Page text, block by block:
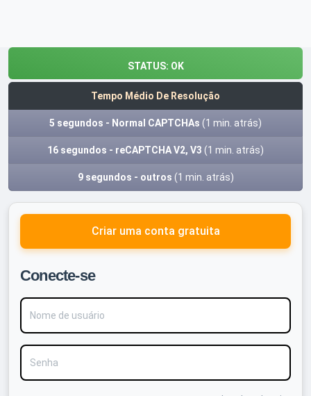
STATUS: OK
Tempo Médio De Resolução
5 segundos - Normal CAPTCHAs (1 min. atrás)
16 segundos - reCAPTCHA V2, V3 (1 min. atrás)
9 segundos - outros (1 min. atrás)
Criar uma conta gratuita
Conecte-se
Nome de usuário
Senha